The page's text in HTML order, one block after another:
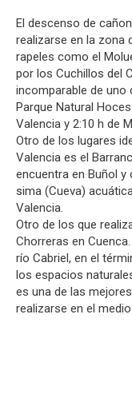
El descenso de
realizarse en la zona
rapeles como el
por los Cuchillos del
incomparable de uno
Parque Natural
Valencia y 2:10 h de
Otro de los lugares
Valencia es el
encuentra en Buñol y
sima (Cueva)
Valencia.
Otro de los que
Chorreras en
río Cabriel, en el
los espacios
es una de las
realizarse en el